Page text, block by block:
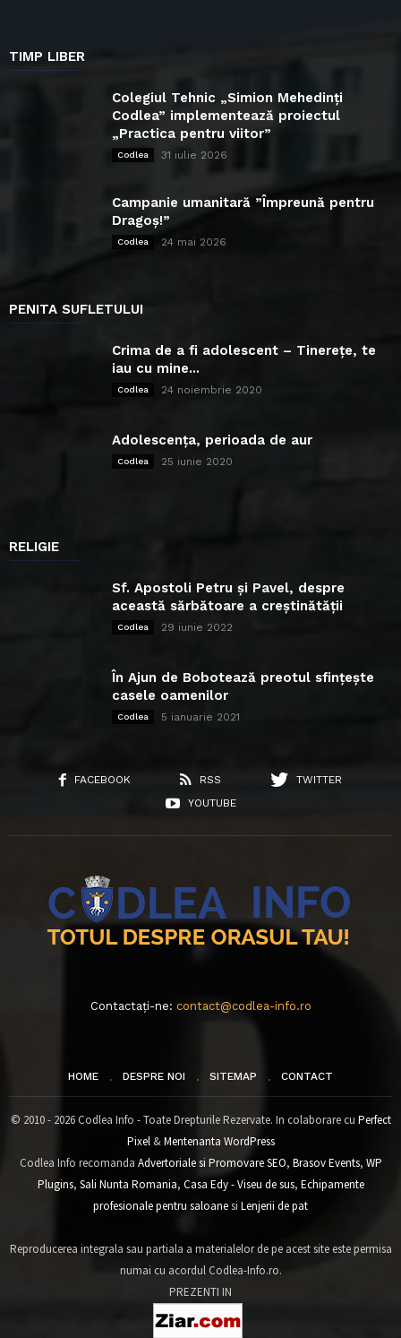
TIMP LIBER
Colegiul Tehnic „Simion Mehedinți
Codlea” implementează proiectul
„Practica pentru viitor”
Codlea 31 iulie 2026
Campanie umanitară ”Împreună pentru
Dragoș!”
Codlea 24 mai 2026
PENITA SUFLETULUI
Crima de a fi adolescent – Tinerețe, te
iau cu mine...
Codlea 24 noiembrie 2020
Adolescența, perioada de aur
Codlea 25 iunie 2020
RELIGIE
Sf. Apostoli Petru și Pavel, despre
această sărbătoare a creștinătății
Codlea 29 iunie 2022
În Ajun de Bobotează preotul sfințește
casele oamenilor
Codlea 5 ianuarie 2021
FACEBOOK RSS
TWITTER
YOUTUBE
Contactați-ne: contact@codlea-info.ro
HOME DESPRE NOI SITEMAP CONTACT
© 2010 - 2026 Codlea Info - Toate Drepturile Rezervate. In colaborare cu Perfect
Pixel&Mentenanta WordPress
Codlea Info recomanda Advertoriale si Promovare SEO, Brasov Events, WP
Plugins, Sali Nunta Romania, Casa Edy - Viseu de sus, Echipamente
profesionale pentru saloanesi Lenjerii de pat
Reproducerea integrala sau partiala a materialelor de pe acest site este permisa
numai cu acordul Codlea-Info.ro.
PREZENTI IN